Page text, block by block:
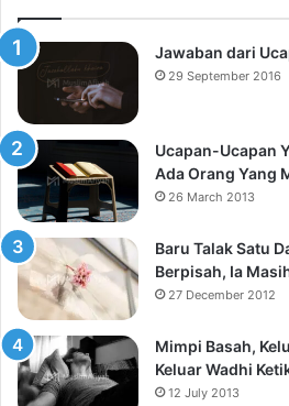
Jawaban dari
29 September 2016
Ucapan-Ucapan
Ada Orang Yang
26 March 2013
Baru Talak Satu
Berpisah, Ia
27 December 2012
Mimpi Basah,
Keluar Wadhi
12 July 2013